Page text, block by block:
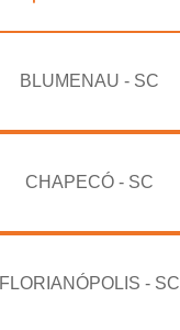
BLUMENAU - SC
CHAPECÓ - SC
FLORIANÓPOLIS - SC